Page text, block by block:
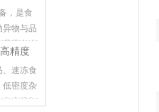
玻璃碎
塑料、骨
产品内
物产品
赔、产
监管部门
，是食
异物与品
品量产产
属检测仪
下、漏检
石、硬质
精度
、速冻食
低密度杂
全底线与